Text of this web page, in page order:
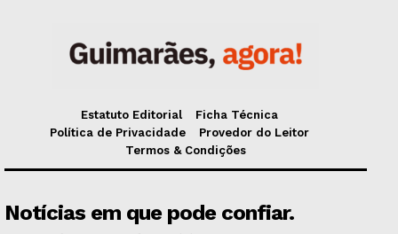
Estatuto Editorial
Ficha Técnica
Política de Privacidade
Provedor do Leitor
Termos & Condições
Notícias em que pode confiar.